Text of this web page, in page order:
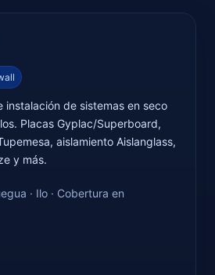
instalación de sistemas en seco
Placas Gyplac/Superboard,
aislamiento Aislanglass,
y más.
· Ilo · Cobertura en